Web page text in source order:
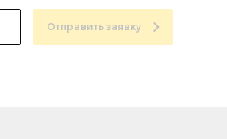
Отправить заявку